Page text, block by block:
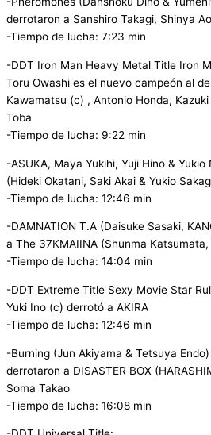
derrotaron a Sanshiro Takagi, Shinya
-Tiempo de lucha: 7:23 min
-DDT Iron Man Heavy Metal Title Iron
Toru Owashi es el nuevo campeón al
Kawamatsu (c) , Antonio Honda,
Toba
-Tiempo de lucha: 9:22 min
-ASUKA, Maya Yukihi, Yuji Hino &
(Hideki Okatani, Saki Akai & Yukio
-Tiempo de lucha: 12:46 min
-DAMNATION T.A (Daisuke Sasaki,
a The 37KMAIINA (Shunma Katsumata,
-Tiempo de lucha: 14:04 min
-DDT Extreme Title Sexy Movie Star
Yuki Ino (c) derrotó a AKIRA
-Tiempo de lucha: 12:46 min
-Burning (Jun Akiyama & Tetsuya
derrotaron a DISASTER BOX
Soma Takao
-Tiempo de lucha: 16:08 min